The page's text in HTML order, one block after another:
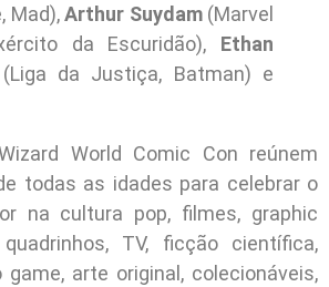
Mad),Arthur Suydam(Marvel
da Escuridão), Ethan
(Liga da Justiça, Batman) e
World Comic Con reúnem
todas as idades para celebrar o
na cultura pop, filmes, graphic
TV, ficção científica,
game, arte original, colecionáveis,